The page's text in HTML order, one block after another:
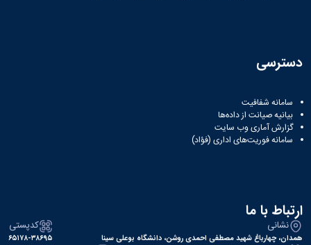
دسترسی
سامانه شفافیت
بیانیه صیانت از داده‌ها
گزارش آماری وب‌ سایت
سامانه فوریت‌های اداری (فؤاد)
ارتباط با ما
نشانی
همدان، چهارباغ شهید مصطفی احمدی روشن، دانشگاه بوعلی سینا
کدپستی
۶۵۱۷۸-۳۸۶۹۵